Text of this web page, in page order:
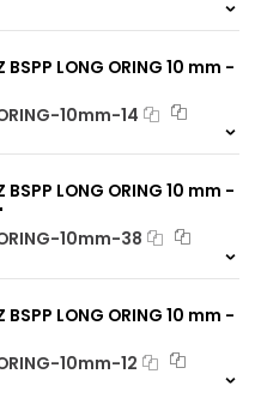
na zamówienie. Zapytaj o
LONG ORING 10 mm -
10mm-14
na zamówienie. Zapytaj o
LONG ORING 10 mm -
10mm-38
na zamówienie. Zapytaj o
LONG ORING 10 mm -
10mm-12
na zamówienie. Zapytaj o